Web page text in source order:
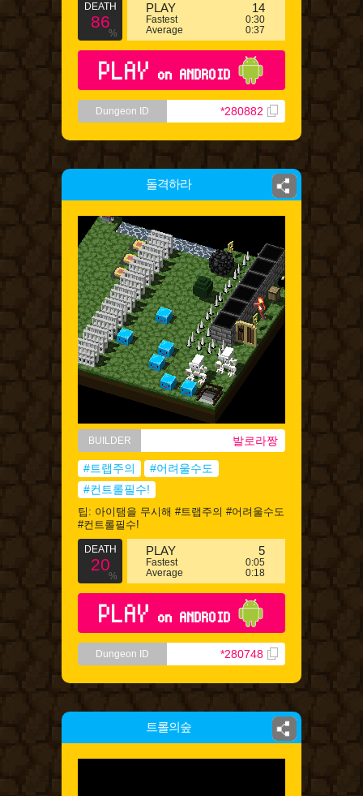
DEATH
86
%
PLAY 14
Fastest
0:30
Average
0:37
PLAY on ANDROID
Dungeon ID *280882
돌격하라
BUILDER 발로라짱
#트랩주의
#어려울수도
#컨트롤필수!
팁: 아이탬을 무시해 #트랩주의 #어려울수도
#컨트롤필수!
DEATH
20
%
PLAY 5
Fastest
0:05
Average
0:18
PLAY on ANDROID
Dungeon ID *280748
트롤의숲